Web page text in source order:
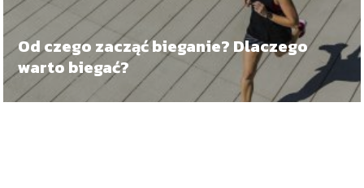
Od czego zacząć bieganie? Dlaczego
warto biegać?